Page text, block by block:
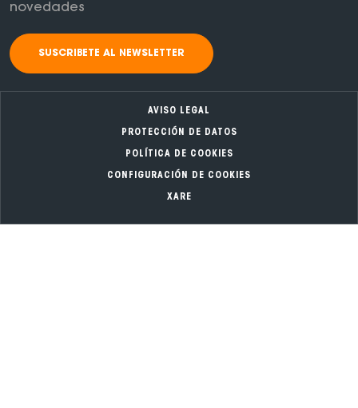
novedades
SUSCRIBETE AL NEWSLETTER
AVISO LEGAL
PROTECCIÓN DE DATOS
POLÍTICA DE COOKIES
CONFIGURACIÓN DE COOKIES
XARE